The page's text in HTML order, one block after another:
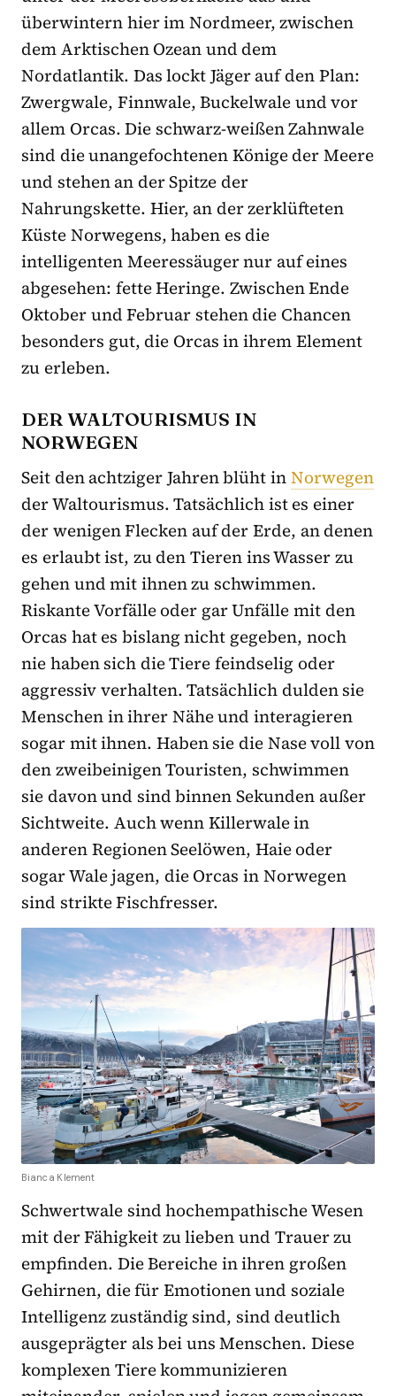
überwintern hier im Nordmeer, zwischen
dem Arktischen Ozean und dem
Nordatlantik. Das lockt Jäger auf den Plan:
Zwergwale, Finnwale, Buckelwale und vor
allem Orcas. Die schwarz-weißen Zahnwale
sind die unangefochtenen Könige der Meere
und stehen an der Spitze der
Nahrungskette. Hier, an der zerklüfteten
Küste Norwegens, haben es die
intelligenten Meeressäuger nur auf eines
abgesehen: fette Heringe. Zwischen Ende
Oktober und Februar stehen die Chancen
besonders gut, die Orcas in ihrem Element
zu erleben.
DER WALTOURISMUS IN
NORWEGEN
Seit den achtziger Jahren blüht inNorwegen
der Waltourismus. Tatsächlich ist es einer
der wenigen Flecken auf der Erde, an denen
es erlaubt ist, zu den Tieren ins Wasser zu
gehen und mit ihnen zu schwimmen.
Riskante Vorfälle oder gar Unfälle mit den
Orcas hat es bislang nicht gegeben, noch
nie haben sich die Tiere feindselig oder
aggressiv verhalten. Tatsächlich dulden sie
Menschen in ihrer Nähe und interagieren
sogar mit ihnen. Haben sie die Nase voll von
den zweibeinigen Touristen, schwimmen
sie davon und sind binnen Sekunden außer
Sichtweite. Auch wenn Killerwale in
anderen Regionen Seelöwen, Haie oder
sogar Wale jagen, die Orcas in Norwegen
sind strikte Fischfresser.
Bianca Klement
Schwertwale sind hochempathische Wesen
mit der Fähigkeit zu lieben und Trauer zu
empfinden. Die Bereiche in ihren großen
Gehirnen, die für Emotionen und soziale
Intelligenz zuständig sind, sind deutlich
ausgeprägter als bei uns Menschen. Diese
komplexen Tiere kommunizieren